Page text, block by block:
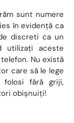
sunt numere
în evidență ca
discreti ca un
utilizați aceste
Nu există
care să le lege
folosi fără griji,
obișnuiți!